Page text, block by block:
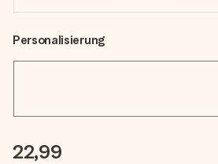
Personalisierung
22,99